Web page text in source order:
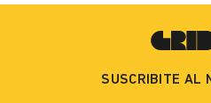
SUSCRIBITE AL